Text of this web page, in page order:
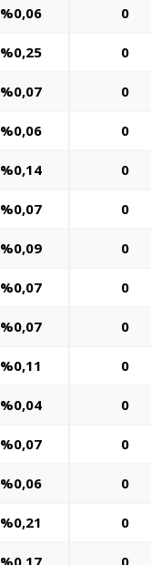
%0,06 0
%0,25 0
%0,07 0
%0,06 0
%0,14 0
%0,07 0
%0,09 0
%0,07 0
%0,07 0
%0,11 0
%0,04 0
%0,07 0
%0,06 0
%0,21 0
%0,17 0